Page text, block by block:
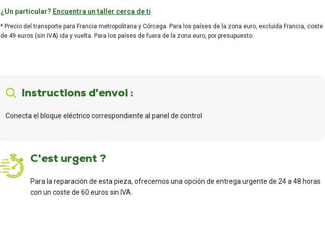
¿Un particular? Encuentra un taller cerca de ti
* Precio del transporte para Francia metropolitana y Córcega. Para los países de la zona euro, excluida Francia, coste
de 49 euros (sin IVA) ida y vuelta. Para los países de fuera de la zona euro, por presupuesto.
Instructions d'envoi :
Conecta el bloque eléctrico correspondiente al panel de control
C'est urgent ?
Para la reparación de esta pieza, ofrecemos una opción de entrega urgente de 24 a 48 horas
con un coste de 60 euros sin IVA.